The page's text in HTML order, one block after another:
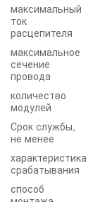
максимальный
ток
расцепителя
максимальное
сечение
провода
количество
модулей
Срок службы,
не менее
характеристика
срабатывания
способ